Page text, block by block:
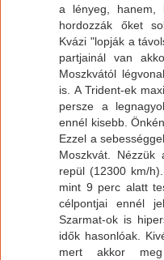
a lényeg, hanem,
hordozzák őket
Kvázi "lopják a
partjainál van
Moszkvától
is. A Trident-ek
persze a
ennél kisebb.
Ezzel a
Moszkvát. Nézzük
repül (12300 km/
mint 9 perc alatt
célpontjai ennél
Szarmat-ok is
idők hasonlóak.
mert akkor meg